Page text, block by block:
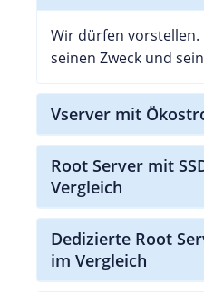
Wir dürfen vorstellen.
seinen Zweck und
Vserver mit
Root Server mit
Vergleich
Dedizierte Root
im Vergleich